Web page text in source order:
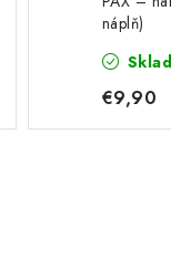
náplň)
€9,90